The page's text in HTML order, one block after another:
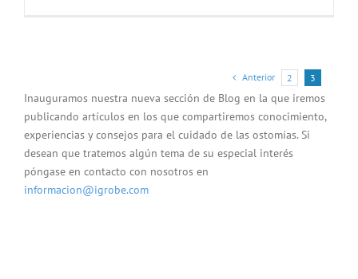
Anterior 2 3
Inauguramos nuestra nueva sección de Blog en la que iremos
publicando artículos en los que compartiremos conocimiento,
experiencias y consejos para el cuidado de las ostomías. Si
desean que tratemos algún tema de su especial interés
póngase en contacto con nosotros en
informacion@igrobe.com